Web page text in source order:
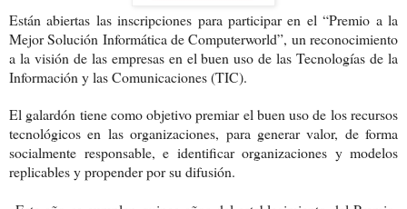
Están abiertas las inscripciones para participar en el “Premio a la
Mejor Solución Informática de Computerworld”, un reconocimiento
a la visión de las empresas en el buen uso de las Tecnologías de la
Información y las Comunicaciones (TIC).
El galardón tiene como objetivo premiar el buen uso de los recursos
tecnológicos en las organizaciones, para generar valor, de forma
socialmente responsable, e identificar organizaciones y modelos
replicables y propender por su difusión.